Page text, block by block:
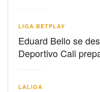
LIGA BETPLAY
Eduard Bello se
Deportivo Cali
LALIGA